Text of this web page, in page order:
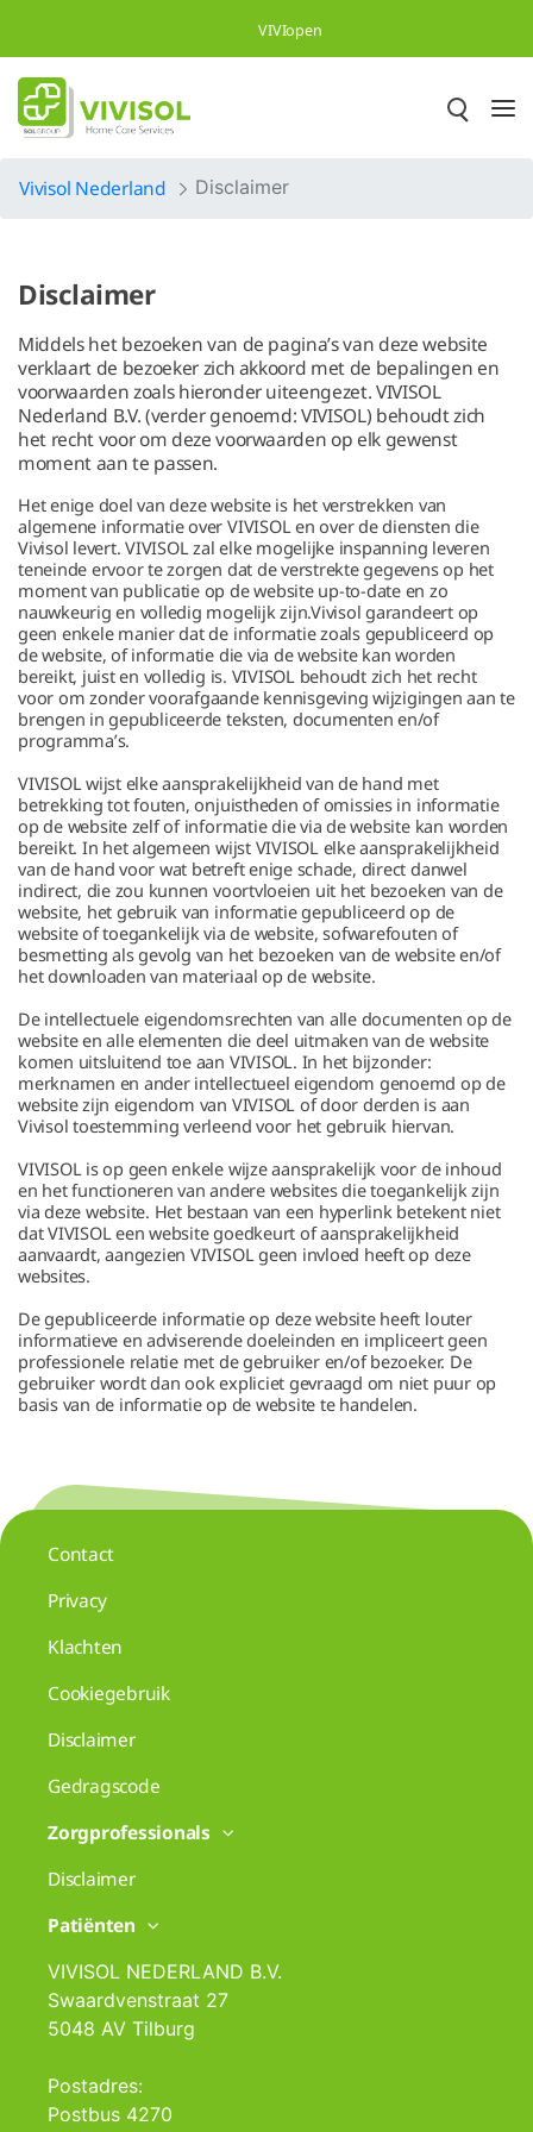
Overslaan en naar hoofdinhoud gaan
VIVIopen
Vivisol Nederland Disclaimer
Disclaimer
Middels het bezoeken van de pagina’s van deze website
verklaart de bezoeker zich akkoord met de bepalingen en
voorwaarden zoals hieronder uiteengezet. VIVISOL
Nederland B.V. (verder genoemd: VIVISOL) behoudt zich
het recht voor om deze voorwaarden op elk gewenst
moment aan te passen.
Het enige doel van deze website is het verstrekken van
algemene informatie over VIVISOL en over de diensten die
Vivisol levert. VIVISOL zal elke mogelijke inspanning leveren
teneinde ervoor te zorgen dat de verstrekte gegevens op het
moment van publicatie op de website up-to-date en zo
nauwkeurig en volledig mogelijk zijn.Vivisol garandeert op
geen enkele manier dat de informatie zoals gepubliceerd op
de website, of informatie die via de website kan worden
bereikt, juist en volledig is. VIVISOL behoudt zich het recht
voor om zonder voorafgaande kennisgeving wijzigingen aan te
brengen in gepubliceerde teksten, documenten en/of
programma’s.
VIVISOL wijst elke aansprakelijkheid van de hand met
betrekking tot fouten, onjuistheden of omissies in informatie
op de website zelf of informatie die via de website kan worden
bereikt. In het algemeen wijst VIVISOL elke aansprakelijkheid
van de hand voor wat betreft enige schade, direct danwel
indirect, die zou kunnen voortvloeien uit het bezoeken van de
website, het gebruik van informatie gepubliceerd op de
website of toegankelijk via de website, sofwarefouten of
besmetting als gevolg van het bezoeken van de website en/of
het downloaden van materiaal op de website.
De intellectuele eigendomsrechten van alle documenten op de
website en alle elementen die deel uitmaken van de website
komen uitsluitend toe aan VIVISOL. In het bijzonder:
merknamen en ander intellectueel eigendom genoemd op de
website zijn eigendom van VIVISOL of door derden is aan
Vivisol toestemming verleend voor het gebruik hiervan.
VIVISOL is op geen enkele wijze aansprakelijk voor de inhoud
en het functioneren van andere websites die toegankelijk zijn
via deze website. Het bestaan van een hyperlink betekent niet
dat VIVISOL een website goedkeurt of aansprakelijkheid
aanvaardt, aangezien VIVISOL geen invloed heeft op deze
websites.
De gepubliceerde informatie op deze website heeft louter
informatieve en adviserende doeleinden en impliceert geen
professionele relatie met de gebruiker en/of bezoeker. De
gebruiker wordt dan ook expliciet gevraagd om niet puur op
basis van de informatie op de website te handelen.
Contact
Privacy
Klachten
Cookiegebruik
Disclaimer
Gedragscode
Zorgprofessionals
Disclaimer
Patiënten
VIVISOL NEDERLAND B.V.
Swaardvenstraat 27
5048 AV Tilburg
Postadres:
Postbus 4270